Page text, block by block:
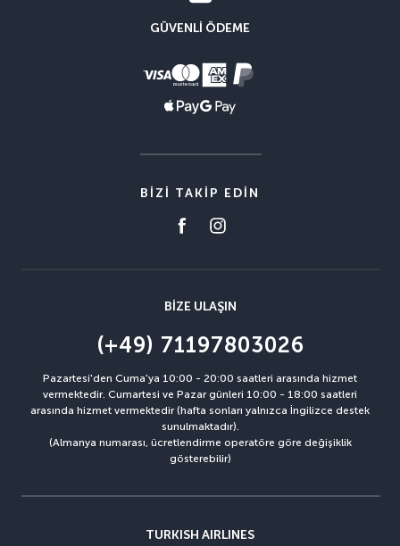
GÜVENLI ÖDEME
BIZI TAKIP EDIN
BIZE ULAŞIN
(+49) 71197803026
Pazartesi'den Cuma'ya 10:00 - 20:00 saatleri arasında hizmet
vermektedir. Cumartesi ve Pazar günleri 10:00 - 18:00 saatleri
arasında hizmet vermektedir (hafta sonları yalnızca İngilizce destek
sunulmaktadır).
(Almanya numarası, ücretlendirme operatöre göre değişiklik
gösterebilir)
TURKISH AIRLINES